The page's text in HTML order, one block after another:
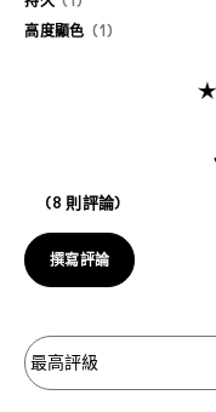
高度顯色 1
8 則評論
撰寫評論